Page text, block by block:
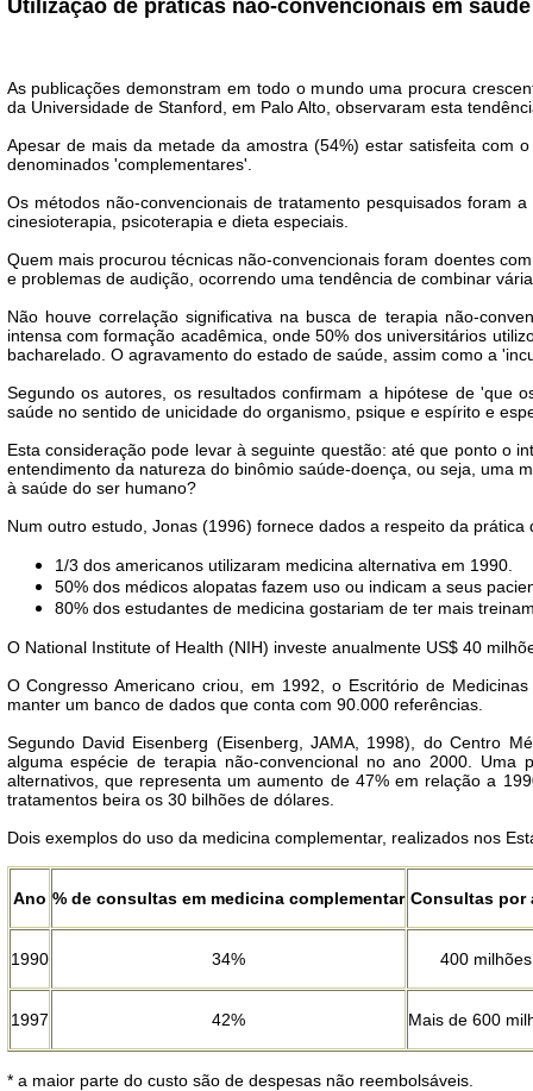
Utilização de práticas não-convencionais em
As publicações demonstram em todo o mundo uma procura
da Universidade de Stanford, em Palo Alto, observaram esta
Apesar de mais da metade da amostra (54%) estar satisfeita com
denominados 'complementares'.
Os métodos não-convencionais de tratamento pesquisados foram
cinesioterapia, psicoterapia e dieta especiais.
Quem mais procurou técnicas não-convencionais foram doentes
e problemas de audição, ocorrendo uma tendência de combinar
Não houve correlação significativa na busca de terapia não-
intensa com formação acadêmica, onde 50% dos universitários
bacharelado. O agravamento do estado de saúde, assim como a
Segundo os autores, os resultados confirmam a hipótese de 'que
saúde no sentido de unicidade do organismo, psique e espírito e
Esta consideração pode levar à seguinte questão: até que ponto o
entendimento da natureza do binômio saúde-doença, ou seja, uma
à saúde do ser humano?
Num outro estudo, Jonas (1996) fornece dados a respeito da
1/3 dos americanos utilizaram medicina alternativa em 1990.
50% dos médicos alopatas fazem uso ou indicam a seus
80% dos estudantes de medicina gostariam de ter mais
O National Institute of Health (NIH) investe anualmente US$ 40
O Congresso Americano criou, em 1992, o Escritório de
manter um banco de dados que conta com 90.000 referências.
Segundo David Eisenberg (Eisenberg, JAMA, 1998), do Centro
alguma espécie de terapia não-convencional no ano 2000.
alternativos, que representa um aumento de 47% em relação a
tratamentos beira os 30 bilhões de dólares.
Dois exemplos do uso da medicina complementar, realizados nos
Ano % de consultas em medicina complementar Consultas por
1990 34% 400 milhões
1997 42% Mais de 600
* a maior parte do custo são de despesas não reembolsáveis.